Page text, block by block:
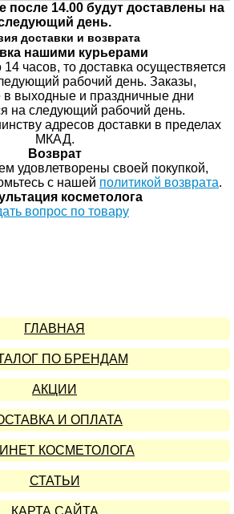
после 14.00 будут доставлены на
день.
доставки и возврата
нашими курьерами
часов, то доставка осуществяется
рабочий день. Заказы,
выходные и праздничные дни
на следующий рабочий день.
адресов доставки в пределах
МКАД.
Возврат
удовлетворены своей покупкой,
с нашей политикой возврата.
косметолога
вопрос по товару
ГЛАВНАЯ
ПО БРЕНДАМ
АКЦИИ
И ОПЛАТА
КОСМЕТОЛОГА
СТАТЬИ
КАРТА САЙТА